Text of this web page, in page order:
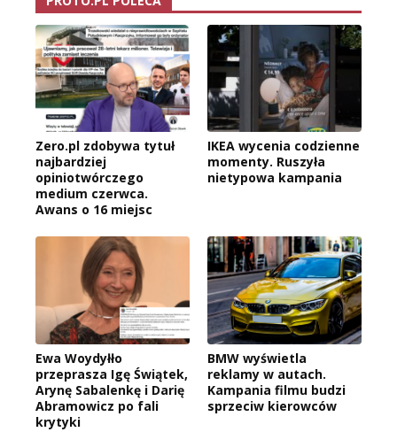
Zero.pl zdobywa tytuł
najbardziej
opiniotwórczego
medium czerwca.
Awans o 16 miejsc
IKEA wycenia codzienne
momenty. Ruszyła
nietypowa kampania
Ewa Woydyłło
przeprasza Igę Świątek,
Arynę Sabalenkę i Darię
Abramowicz po fali
krytyki
BMW wyświetla
reklamy w autach.
Kampania filmu budzi
sprzeciw kierowców